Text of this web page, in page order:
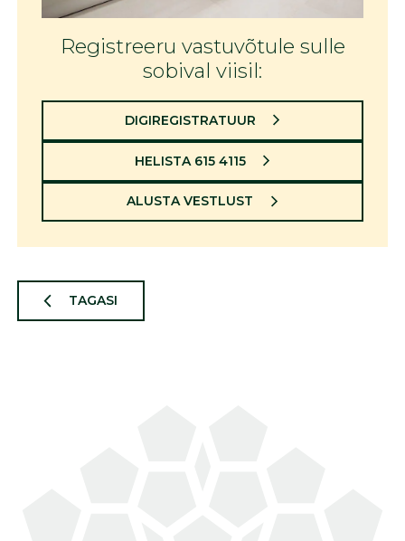
Registreeru vastuvõtule sulle
sobival viisil:
DIGIREGISTRATUUR
HELISTA 615 4115
ALUSTA VESTLUST
TAGASI